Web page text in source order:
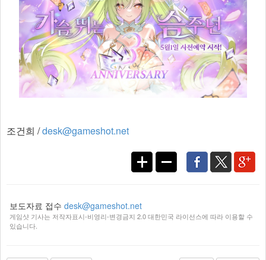
조건희 /desk@gameshot.net
보도자료 접수 desk@gameshot.net
게임샷 기사는 저작자표시-비영리-변경금지 2.0 대한민국 라이선스에 따라 이용할 수
있습니다.